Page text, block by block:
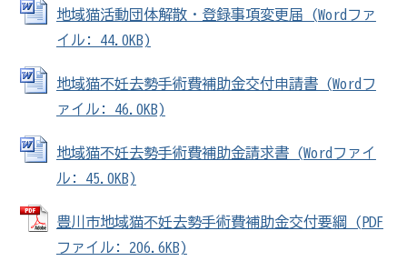
地域猫活動団体解散・登録事項変更届 (Wordファ
イル: 44.0KB)
地域猫不妊去勢手術費補助金交付申請書 (Wordフ
ァイル: 46.0KB)
地域猫不妊去勢手術費補助金請求書 (Wordファイ
ル: 45.0KB)
豊川市地域猫不妊去勢手術費補助金交付要綱 (PDF
ファイル: 206.6KB)